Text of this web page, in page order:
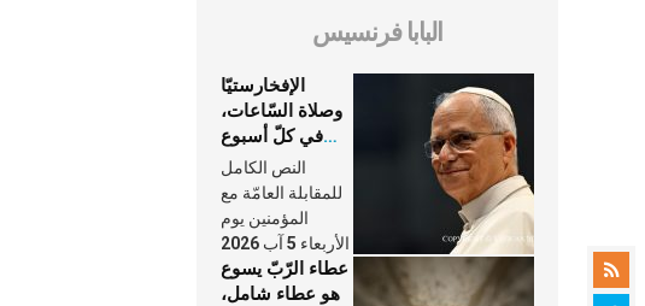
البابا فرنسيس
الإفخارستيّا
وصلاة السّاعات،
في كلّ أسبوع
وكلّ يوم، هما
النَّفَس في حياة
الكنيسة
النص الكامل
للمقابلة العامّة مع
المؤمنين يوم
الأربعاء 5 آب 2026
عطاء الرّبّ يسوع
هو عطاء شامل،